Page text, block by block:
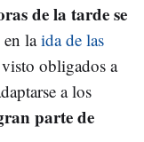
de la tarde se
en laida de las
obligados a
a los
parte de